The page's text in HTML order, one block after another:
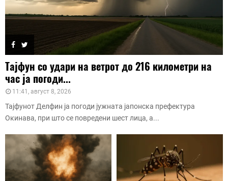
Тајфун со удари на ветрот до 216 километри на
час ја погоди...
11:41, август 8, 2026
Тајфунот Делфин ја погоди јужната јапонска префектура
Окинава, при што се повредени шест лица, а...